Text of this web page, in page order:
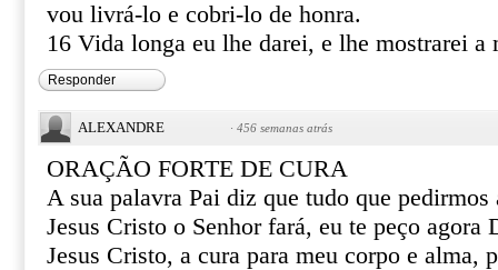
vou livrá-lo e cobri-lo de honra.
16 Vida longa eu lhe darei, e lhe mostrarei a
Responder
ALEXANDRE · 456 semanas atrás
ORAÇÃO FORTE DE CURA
A sua palavra Pai diz que tudo que pedirmos
Jesus Cristo o Senhor fará, eu te peço agora
Jesus Cristo, a cura para meu corpo e alma,